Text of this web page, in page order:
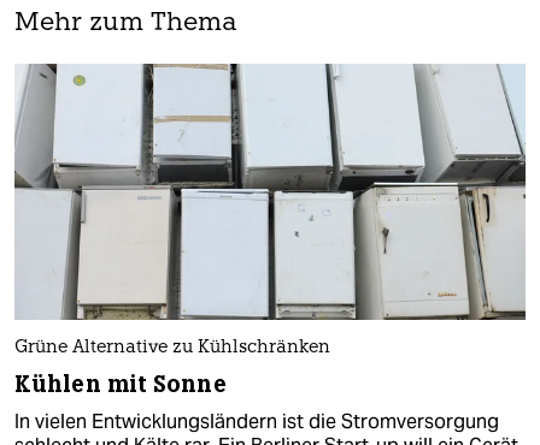
Mehr zum Thema
Grüne Alternative zu Kühlschränken
Kühlen mit Sonne
In vielen Entwicklungsländern ist die Stromversorgung